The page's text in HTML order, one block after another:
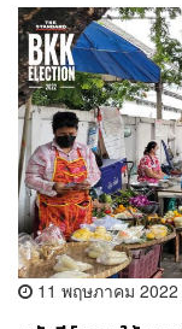
11 พฤษภาคม 2022